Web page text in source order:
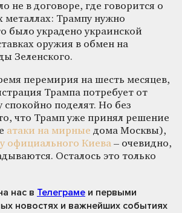
не в договоре, где говорится о
металлах: Трампу нужно
было украдено украинской
оружия в обмен на
Зеленского.
перемирия на шесть месяцев,
Трампа потребует от
спокойно поделят. Но без
что Трамп уже принял решение
атаки на мирные дома Москвы),
официального Киева – очевидно,
Осталось это только
нас в Телеграме и первыми
новостях и важнейших событиях